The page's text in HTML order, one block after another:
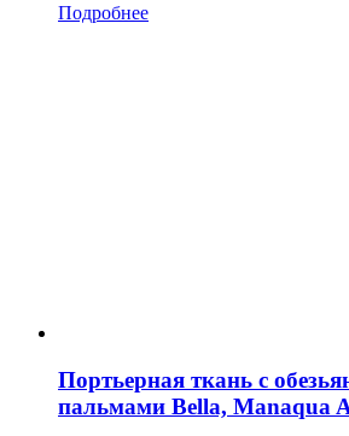
Подробнее
Портьерная ткань с
пальмами Bella, Manaqua